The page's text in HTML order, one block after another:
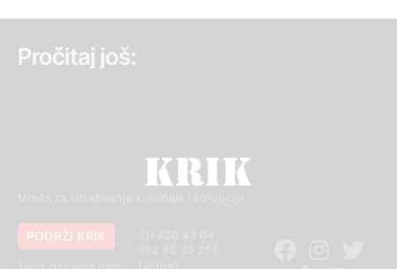
Pročitaj još:
Mreža za istraživanje kriminala i korupcije
011 420 43 04
PODRŽI KRIK